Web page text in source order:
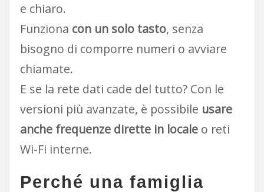
e chiaro.
Funziona con un solo tasto, senza
bisogno di comporre numeri o avviare
chiamate.
E se la rete dati cade del tutto? Con le
versioni più avanzate, è possibile usare
anche frequenze dirette in localeo reti
Wi-Fi interne.
Perché una famiglia